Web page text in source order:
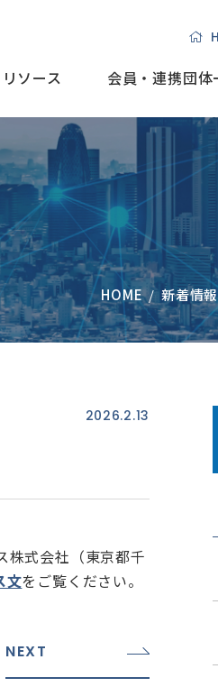
リソース 会員・連携団体
HOME 新着情報
2026.2.13
式会社（東京都千
文をご覧ください。
NEXT